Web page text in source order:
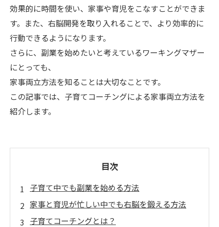
効果的に時間を使い、家事や育児をこなすことができま
す。また、右脳開発を取り入れることで、より効率的に
行動できるようになります。
さらに、副業を始めたいと考えているワーキングマザー
にとっても、
家事両立方法を知ることは大切なことです。
この記事では、子育てコーチングによる家事両立方法を
紹介します。
目次
子育て中でも副業を始める方法
家事と育児が忙しい中でも右脳を鍛える方法
子育てコーチングとは？